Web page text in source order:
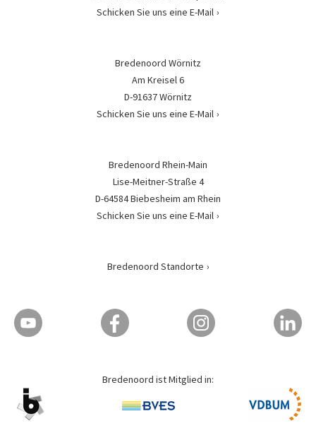
Schicken Sie uns eine E-Mail
Bredenoord Wörnitz
Am Kreisel 6
D-91637 Wörnitz
Schicken Sie uns eine E-Mail
Bredenoord Rhein-Main
Lise-Meitner-Straße 4
D-64584 Biebesheim am Rhein
Schicken Sie uns eine E-Mail
Bredenoord Standorte
Bredenoord ist Mitglied in: